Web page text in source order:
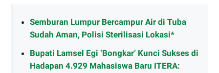
Semburan Lumpur Bercampur Air di Tuba
Sudah Aman, Polisi Sterilisasi Lokasi*
Bupati Lamsel Egi ‘Bongkar’ Kunci Sukses di
Hadapan 4.929 Mahasiswa Baru ITERA: